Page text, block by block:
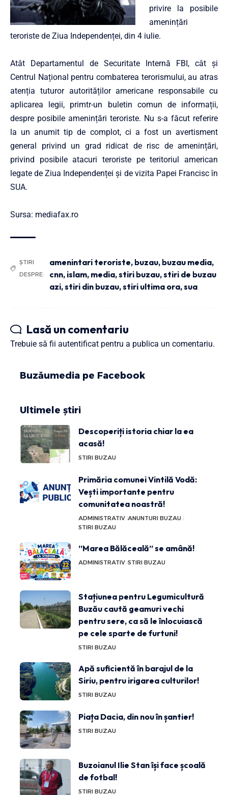
privire la posibile
amenințări
teroriste de Ziua Independenței, din 4 iulie.
Atât Departamentul de Securitate Internă FBI, cât și
Centrul Național pentru combaterea terorismului, au atras
atenția tuturor autorităților americane responsabile cu
aplicarea legii, primtr-un buletin comun de informații,
despre posibile amenințări teroriste. Nu s-a făcut referire
la un anumit tip de complot, ci a fost un avertisment
general privind un grad ridicat de risc de amenințări,
privind posibile atacuri teroriste pe teritoriul american
legate de Ziua Independenței și de vizita Papei Francisc în
SUA.
Sursa: mediafax.ro
ȘTIRI
DESPRE:
amenintari teroriste, buzau, buzau media,
cnn, islam, media,stiri buzau,stiri de buzau
azi,stiri din buzau,stiri ultima ora,sua
Lasă un comentariu
Trebuie să fii autentificat pentru a publica un comentariu.
Buzăumedia pe Facebook
Ultimele știri
Descoperiți istoria chiar la ea
acasă!
STIRI BUZAU
Primăria comunei Vintilă Vodă:
Vești importante pentru
comunitatea noastră!
ADMINISTRATIV ANUNTURI BUZAU
STIRI BUZAU
”Marea Bălăceală” se amână!
ADMINISTRATIV STIRI BUZAU
Stațiunea pentru Legumicultură
Buzău caută geamuri vechi
pentru sere, ca să le înlocuiască
pe cele sparte de furtuni!
STIRI BUZAU
Apă suficientă în barajul de la
Siriu, pentru irigarea culturilor!
STIRI BUZAU
Piața Dacia, din nou în șantier!
STIRI BUZAU
Buzoianul Ilie Stan își face școală
de fotbal!
STIRI BUZAU